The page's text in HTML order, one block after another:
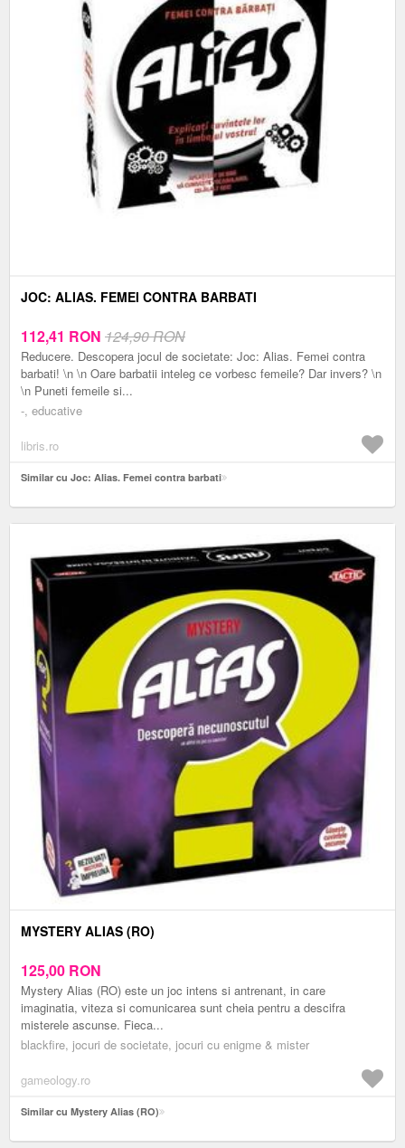
JOC: ALIAS. FEMEI CONTRA BARBATI
112,41 RON 124,90 RON
Reducere. Descopera jocul de societate: Joc: Alias. Femei contra
barbati! \n \n Oare barbatii inteleg ce vorbesc femeile? Dar invers? \n
\n Puneti femeile si...
-, educative
libris.ro
Similar cu Joc: Alias. Femei contra barbati
MYSTERY ALIAS (RO)
125,00 RON
Mystery Alias (RO) este un joc intens si antrenant, in care
imaginatia, viteza si comunicarea sunt cheia pentru a descifra
misterele ascunse. Fieca...
blackfire, jocuri de societate, jocuri cu enigme & mister
gameology.ro
Similar cu Mystery Alias (RO)